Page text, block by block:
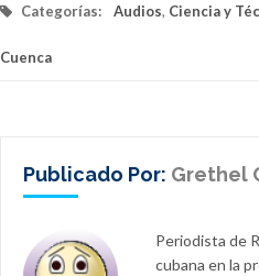
Categorías: Audios, Ciencia y
Cuenca
Publicado Por: Grethel
Periodista de
cubana en la